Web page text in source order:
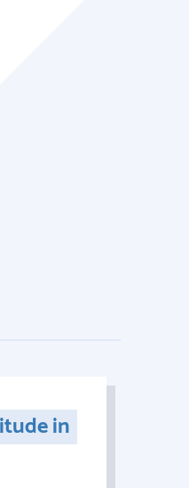
in